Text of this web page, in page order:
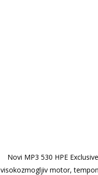
Novi MP3 530 HPE
visokozmogljiv motor,